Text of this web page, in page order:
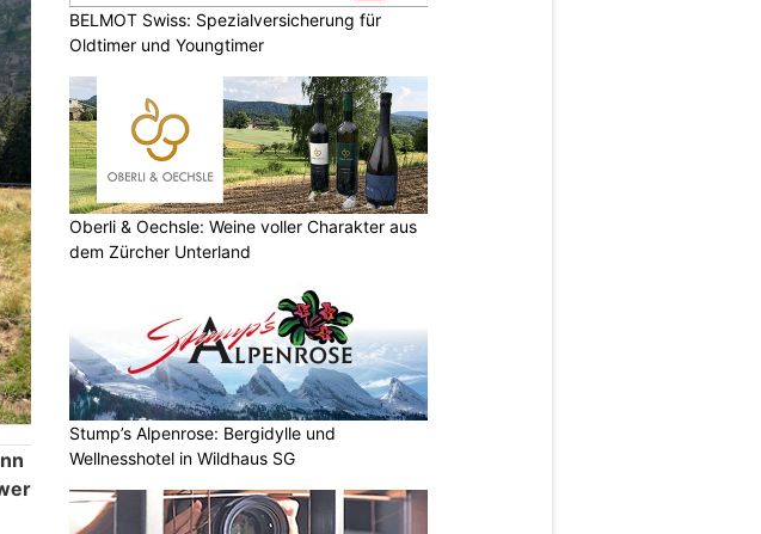
BELMOT Swiss: Spezialversicherung für
Oldtimer und Youngtimer
Oberli & Oechsle: Weine voller Charakter aus
dem Zürcher Unterland
Stump’s Alpenrose: Bergidylle und
Wellnesshotel in Wildhaus SG